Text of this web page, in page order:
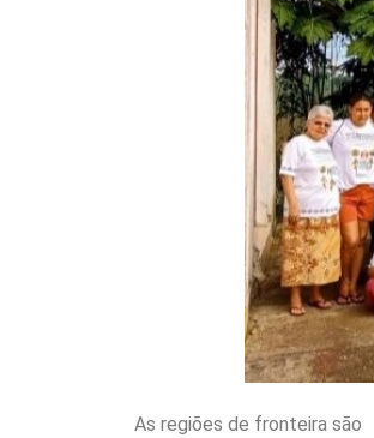
As regiões de fronteira são